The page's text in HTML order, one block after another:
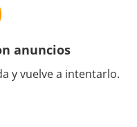
anuncios
y vuelve a intentarlo.